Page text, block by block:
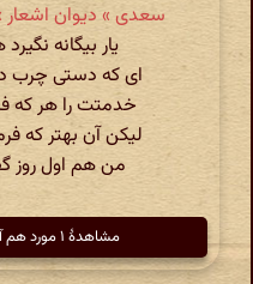
سعدی » دیوان اشعار »
یار بیگانه
ای که دستی چرب
خدمتت را هر که
لیکن آن بهتر که
من هم اول روز
مشاهدهٔ ۱ مورد هم آهنگ دیگر از سعدی